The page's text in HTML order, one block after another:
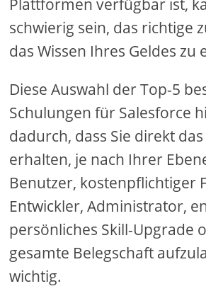
Plattformen verfügbar ist,
schwierig sein, das richtige
das Wissen Ihres Geldes zu
Diese Auswahl der Top-5
Schulungen für Salesforce
dadurch, dass Sie direkt
erhalten, je nach Ihrer
Benutzer, kostenpflichtiger
Entwickler, Administrator,
persönliches Skill-Upgrade
gesamte Belegschaft
wichtig.